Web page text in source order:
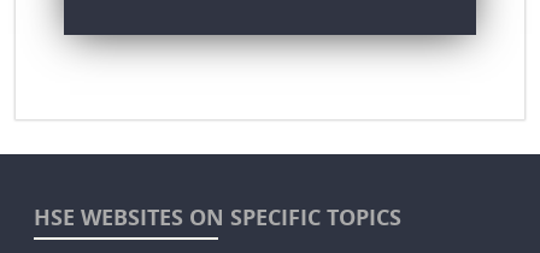
HSE WEBSITES ON SPECIFIC TOPICS